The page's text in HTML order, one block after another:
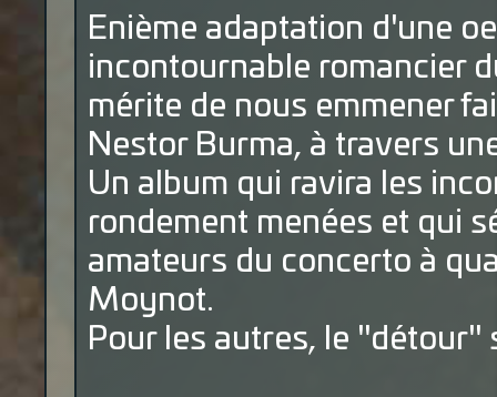
Enième adaptation d'une
incontournable romancier
mérite de nous emmener
Nestor Burma, à travers
Un album qui ravira les
rondement menées et qui
amateurs du concerto à
Moynot.
Pour les autres, le "détour"